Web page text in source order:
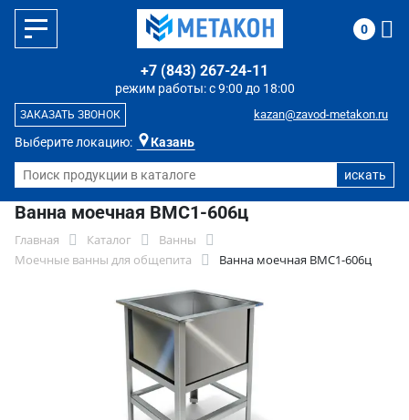
Выберите локацию: Казань
режим работы: с 9:00 до 18:00
+7 (843) 267-24-11
kazan@zavod-metakon.ru
ЗАКАЗАТЬ ЗВОНОК
0
Ванна моечная ВМС1-606ц
Главная Каталог
Ванны
Моечные ванны для общепита
Ванна моечная ВМС1-606ц